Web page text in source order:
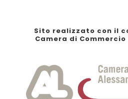
Sito realizzato con il
Camera di